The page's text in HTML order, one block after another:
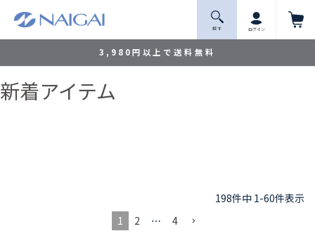
3,980円以上で送料無料
探 す ログイン
新着アイテム
198件中 1-60件表示
1
2 … 4